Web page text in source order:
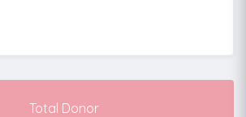
Total Donor